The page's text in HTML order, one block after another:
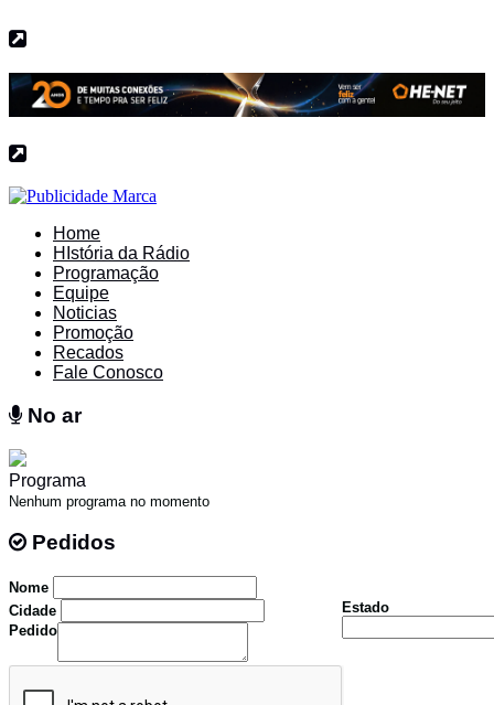
Home
HIstória da Rádio
Programação
Equipe
Noticias
Promoção
Recados
Fale Conosco
No ar
Programa
Nenhum programa no momento
Pedidos
Nome
Cidade
Estado
Pedido